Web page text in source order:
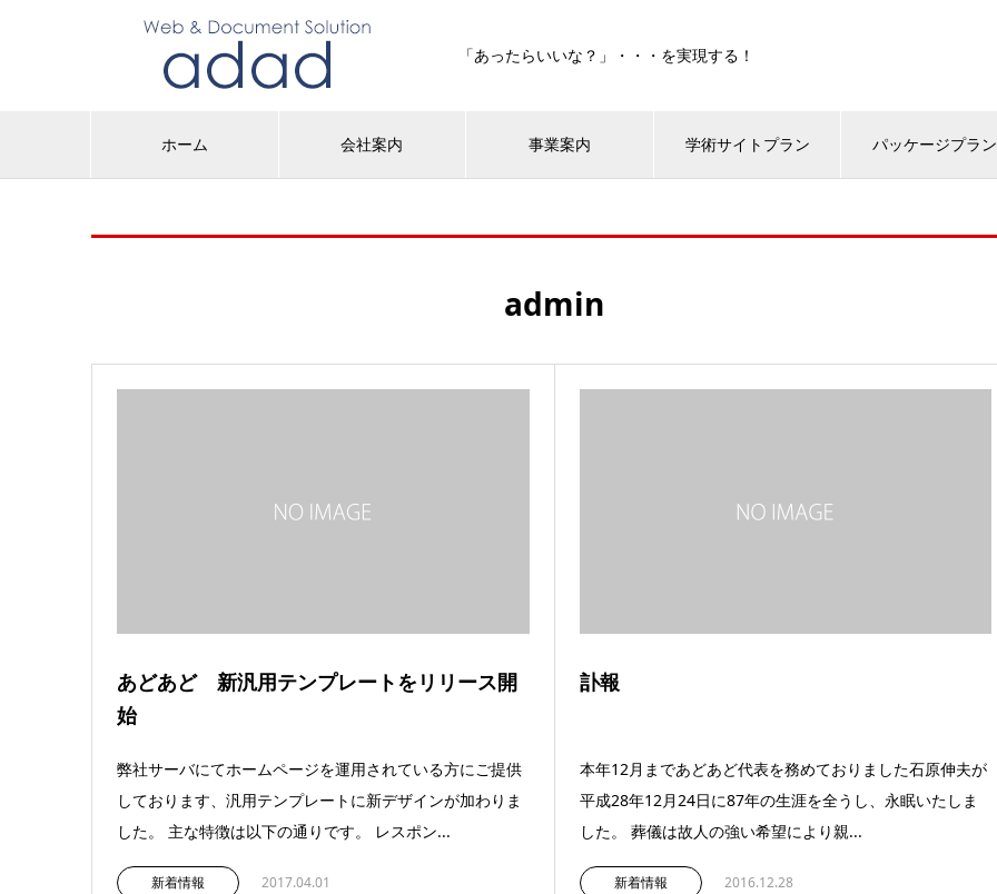
「あったらいいな？」・・・を実現する！
ホーム 会社案内 事業案内 学術サイトプラン パッケージプラン
admin
あどあど 新汎用テンプレートをリリース開
始
弊社サーバにてホームページを運用されている方にご提供
しております、汎用テンプレートに新デザインが加わりま
した。 主な特徴は以下の通りです。 レスポン...
新着情報 2017.04.01
訃報
本年12月まであどあど代表を務めておりました石原伸夫が
平成28年12月24日に87年の生涯を全うし、永眠いたしま
した。 葬儀は故人の強い希望により親...
新着情報 2016.12.28